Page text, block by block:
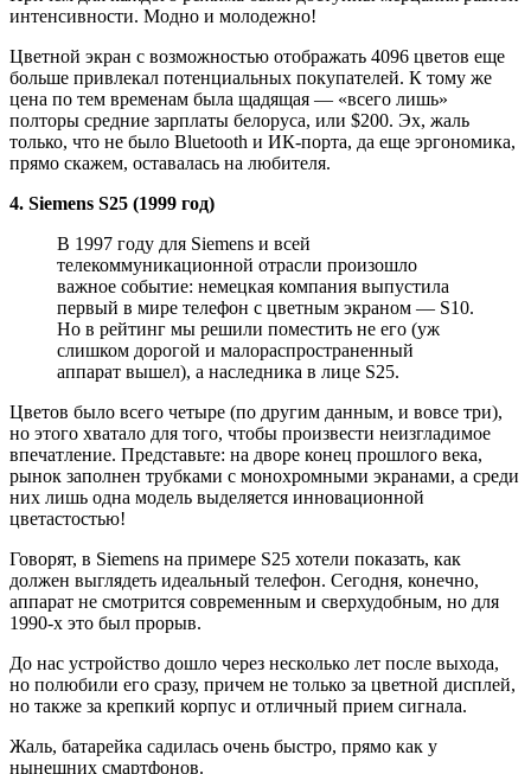
интенсивности. Модно и молодежно!
Цветной экран с возможностью отображать 4096 цветов еще
больше привлекал потенциальных покупателей. К тому же
цена по тем временам была щадящая — «всего лишь»
полторы средние зарплаты белоруса, или $200. Эх, жаль
только, что не было Bluetooth и ИК-порта, да еще эргономика,
прямо скажем, оставалась на любителя.
4. Siemens S25 (1999 год)
В 1997 году для Siemens и всей
телекоммуникационной отрасли произошло
важное событие: немецкая компания выпустила
первый в мире телефон с цветным экраном — S10.
Но в рейтинг мы решили поместить не его (уж
слишком дорогой и малораспространенный
аппарат вышел), а наследника в лице S25.
Цветов было всего четыре (по другим данным, и вовсе три),
но этого хватало для того, чтобы произвести неизгладимое
впечатление. Представьте: на дворе конец прошлого века,
рынок заполнен трубками с монохромными экранами, а среди
них лишь одна модель выделяется инновационной
цветастостью!
Говорят, в Siemens на примере S25 хотели показать, как
должен выглядеть идеальный телефон. Сегодня, конечно,
аппарат не смотрится современным и сверхудобным, но для
1990-х это был прорыв.
До нас устройство дошло через несколько лет после выхода,
но полюбили его сразу, причем не только за цветной дисплей,
но также за крепкий корпус и отличный прием сигнала.
Жаль, батарейка садилась очень быстро, прямо как у
нынешних смартфонов.